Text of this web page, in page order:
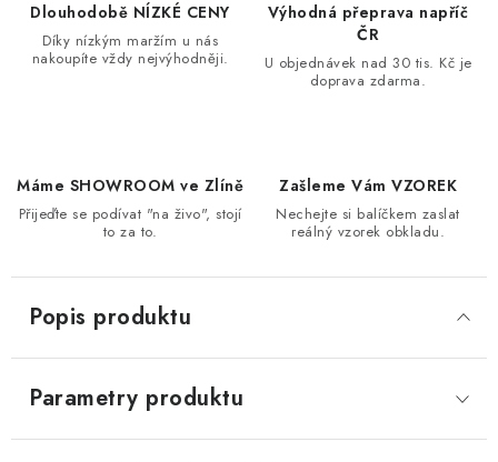
Dlouhodobě NÍZKÉ CENY
Díky nízkým maržím u nás
nakoupíte vždy nejvýhodněji.
Výhodná přeprava napříč
ČR
U objednávek nad 30 tis. Kč je
doprava zdarma.
Máme SHOWROOM ve Zlíně
Přijeďte se podívat "na živo", stojí
to za to.
Zašleme Vám VZOREK
Nechejte si balíčkem zaslat
reálný vzorek obkladu.
Popis produktu
Parametry produktu